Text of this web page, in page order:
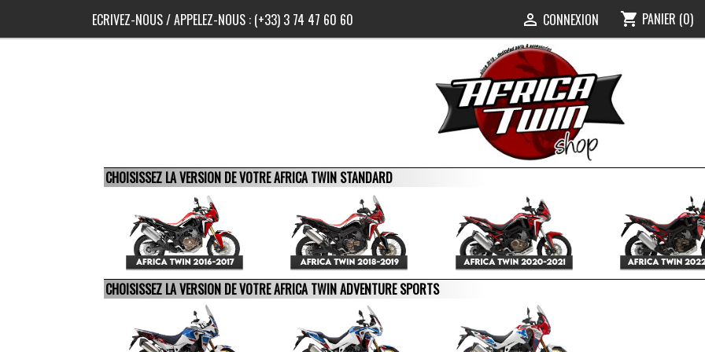
ECRIVEZ-NOUS/ APPELEZ-NOUS : (+33) 3 74 47 60 60  CONNEXION shopping_cart PANIER (0)
CHOISISSEZ LA VERSION DE VOTRE AFRICA TWIN STANDARD
CHOISISSEZ LA VERSION DE VOTRE AFRICA TWIN ADVENTURE SPORTS